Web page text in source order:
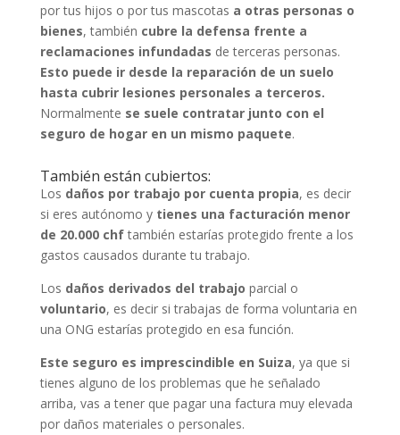
por tus hijos o por tus mascotas a otras personas o
bienes, también cubre la defensa frente a
reclamaciones infundadas de terceras personas.
Esto puede ir desde la reparación de un suelo
hasta cubrir lesiones personales a terceros.
Normalmente se suele contratar junto con el
seguro de hogar en un mismo paquete.
También están cubiertos:
Los daños por trabajo por cuenta propia, es decir
si eres autónomo y tienes una facturación menor
de 20.000 chftambién estarías protegido frente a los
gastos causados durante tu trabajo.
Los daños derivados del trabajo parcial o
voluntario, es decir si trabajas de forma voluntaria en
una ONG estarías protegido en esa función.
Este seguro es imprescindible en Suiza, ya que si
tienes alguno de los problemas que he señalado
arriba, vas a tener que pagar una factura muy elevada
por daños materiales o personales.